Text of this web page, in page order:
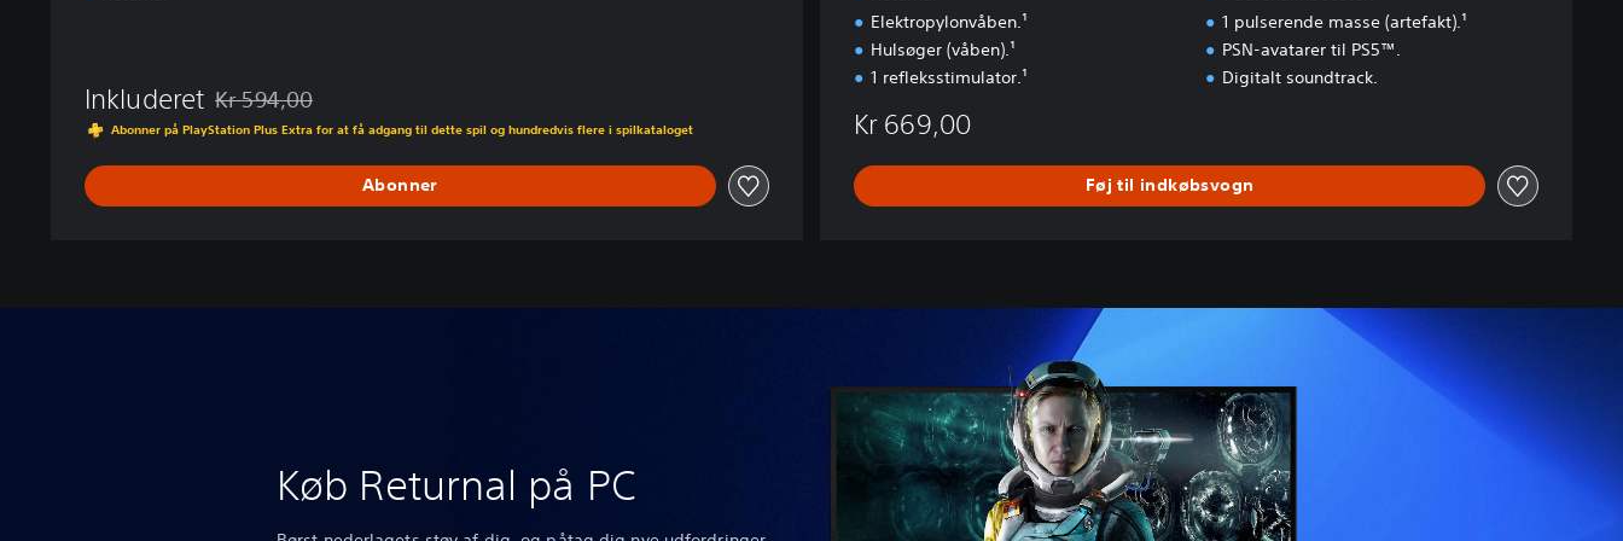
Inkluderet Nedsat fra den normale pris på Kr 594,00
Kr 594,00
Abonner på PlayStation Plus Extra for at få adgang til dette spil og hundredvis flere i spilkataloget
Abonner
Elektropylonvåben.¹
Hulsøger (våben).¹
1 refleksstimulator.¹
1 pulserende masse (artefakt).¹
PSN-avatarer til PS5™.
Digitalt soundtrack.
Kr 669,00
Føj til indkøbsvogn
Køb Returnal på PC